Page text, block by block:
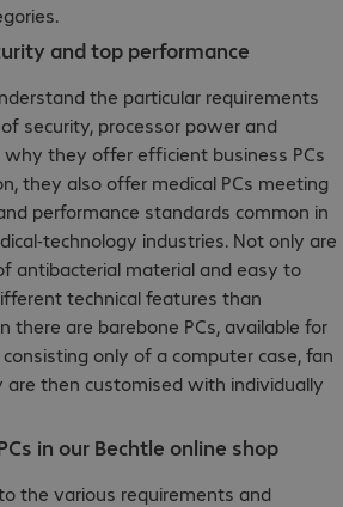
and top performance
the particular requirements
security, processor power and
they offer efficient business PCs
they also offer medical PCs meeting
performance standards common in
technology industries. Not only are
antibacterial material and easy to
technical features than
there are barebone PCs, available for
only of a computer case, fan
then customised with individually
in our Bechtle online shop
the various requirements and